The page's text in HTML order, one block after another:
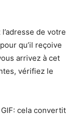
de votre
qu’il reçoive
arrivez à cet
vérifiez le
cela convertit